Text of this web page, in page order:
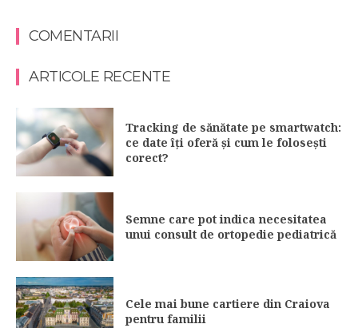
COMENTARII
ARTICOLE RECENTE
Tracking de sănătate pe smartwatch:
ce date îți oferă și cum le folosești
corect?
Semne care pot indica necesitatea
unui consult de ortopedie pediatrică
Cele mai bune cartiere din Craiova
pentru familii